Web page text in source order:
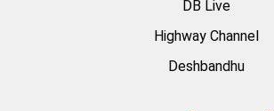
DB Live
Highway Channel
Deshbandhu